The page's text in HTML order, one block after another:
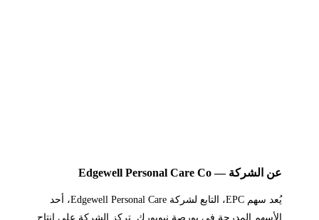
عن الشركة — Edgewell Personal Care Co
يُعد سهم EPC، التابع لشركة Edgewell Personal Care، أحد
الأسهم المدرجة في بورصة نيويورك. تركز الشركة على إنتاج